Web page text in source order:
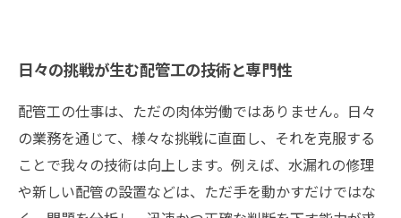
日々の挑戦が生む配管工の技術と専門性
配管工の仕事は、ただの肉体労働ではありません。日々
の業務を通じて、様々な挑戦に直面し、それを克服する
ことで我々の技術は向上します。例えば、水漏れの修理
や新しい配管の設置などは、ただ手を動かすだけではな